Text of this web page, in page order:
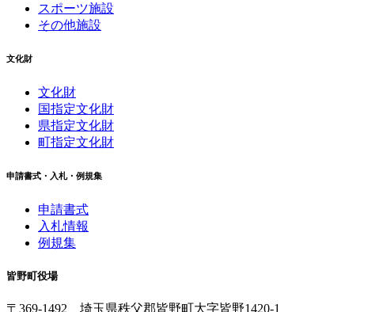
スポーツ施設
その他施設
文化財
文化財
国指定文化財
県指定文化財
町指定文化財
申請書式・入札・例規集
申請書式
入札情報
例規集
皆野町役場
〒369-1492 埼玉県秩父郡皆野町 大字皆野1420-1